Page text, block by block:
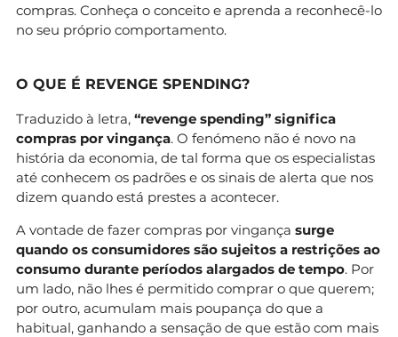
compras. Conheça o conceito e aprenda a reconhecê-lo
no seu próprio comportamento.
O QUE É REVENGE SPENDING?
Traduzido à letra, “revenge spending” significa
compras por vingança. O fenómeno não é novo na
história da economia, de tal forma que os especialistas
até conhecem os padrões e os sinais de alerta que nos
dizem quando está prestes a acontecer.
A vontade de fazer compras por vingança surge
quando os consumidores são sujeitos a restrições ao
consumo durante períodos alargados de tempo. Por
um lado, não lhes é permitido comprar o que querem;
por outro, acumulam mais poupança do que a
habitual, ganhando a sensação de que estão com mais